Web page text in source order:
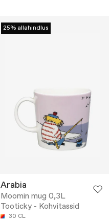
25% allahindlus
Arabia
Moomin mug 0,3L
Tooticky - Kohvitassid
30 CL